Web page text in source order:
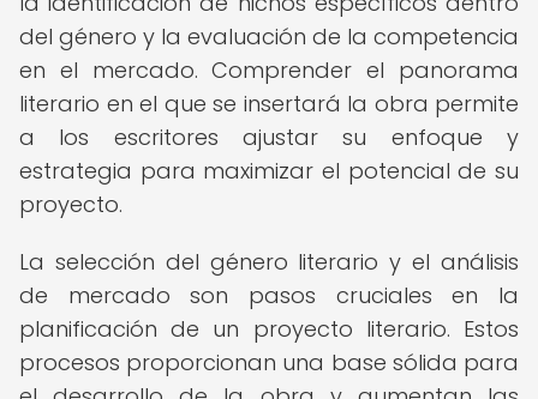
del género y la evaluación de la competencia
en el mercado. Comprender el panorama
literario en el que se insertará la obra permite
a los escritores ajustar su enfoque y
estrategia para maximizar el potencial de su
proyecto.
La selección del género literario y el análisis
de mercado son pasos cruciales en la
planificación de un proyecto literario. Estos
procesos proporcionan una base sólida para